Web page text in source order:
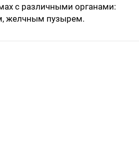
с различными органами:
желчным пузырем.